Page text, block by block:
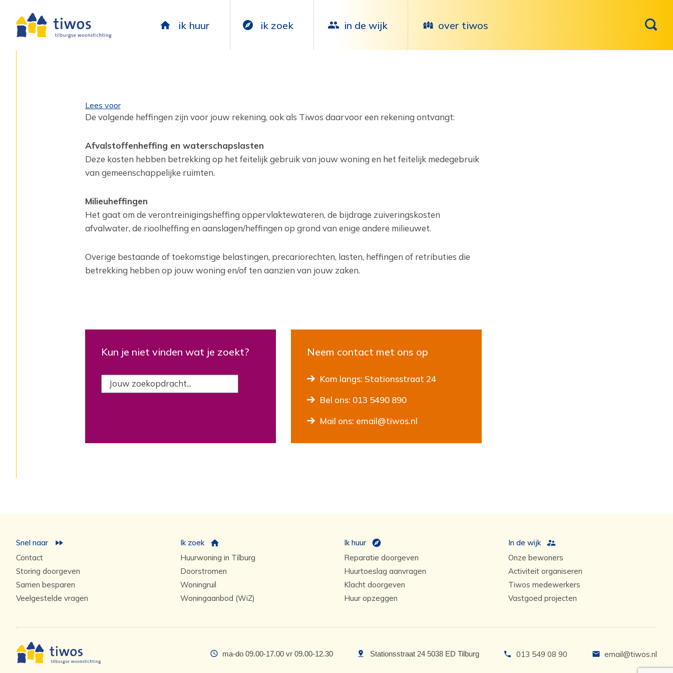
ik huur ik zoek in de wijk over tiwos
Lees voor
De volgende heffingen zijn voor jouw rekening, ook als Tiwos daarvoor een rekening ontvangt: ‎
Afvalstoffenheffing en waterschapslasten
Deze kosten hebben betrekking op het feitelijk gebruik van jouw woning en het feitelijk ‎medegebruik
van gemeenschappelijke ruimten.
Milieuheffingen
Het gaat om de verontreinigingsheffing oppervlaktewateren, de bijdrage zuiveringskosten
‎afvalwater, de rioolheffing en aanslagen/heffingen op grond van enige andere milieuwet.
Overige bestaande of toekomstige belastingen, precariorechten, lasten, heffingen of retributies die
betrekking hebben op jouw woning en/of ten aanzien van jouw zaken.
Kun je niet vinden wat je zoekt? Neem contact met ons op
Kom langs: Stationsstraat 24
Bel ons: 013 5490 890
Mail ons: email@tiwos.nl
Snel naar
Contact
Storing doorgeven
Samen besparen
Veelgestelde vragen
Ik zoek
Huurwoning in Tilburg
Doorstromen
Woningruil
Woningaanbod (WiZ)
Ik huur
Reparatie doorgeven
Huurtoeslag aanvragen
Klacht doorgeven
Huur opzeggen
In de wijk
Onze bewoners
Activiteit organiseren
Tiwos medewerkers
Vastgoed projecten
ma-do 09.00-17.00 vr 09.00-12.30 Stationsstraat 24 5038 ED Tilburg 013 549 08 90 email@tiwos.nl